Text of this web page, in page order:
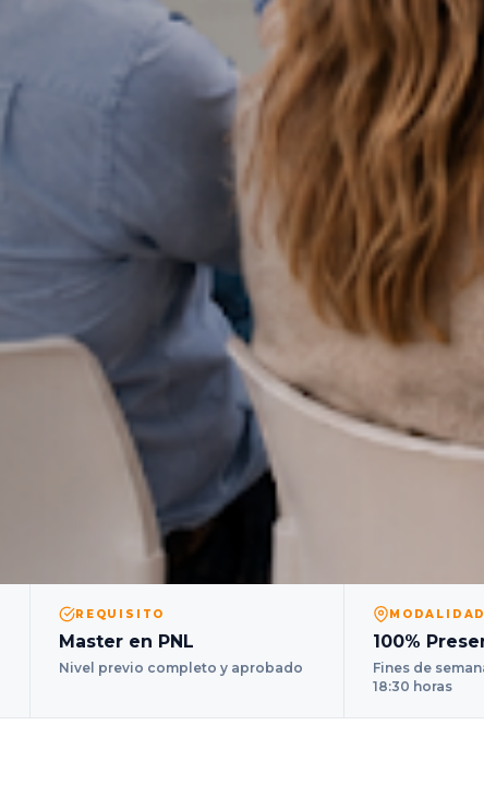
REQUISITO
Master en PNL
Nivel previo completo y aprobado
MODALIDAD
100%
Fines de
18:30 horas